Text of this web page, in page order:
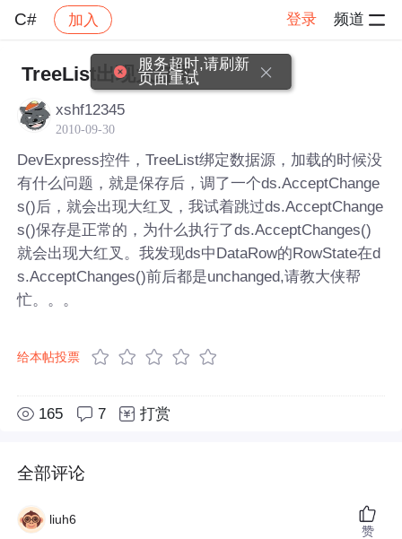
C# 加入 登录 频道
社区 C# 帖子详情
TreeList出现大红叉
xshf12345
2010-09-30
DevExpress控件，TreeList绑定数据源，加载的时候没
有什么问题，就是保存后，调了一个ds.AcceptChange
s()后，就会出现大红叉，我试着跳过ds.AcceptChange
s()保存是正常的，为什么执行了ds.AcceptChanges()
就会出现大红叉。我发现ds中DataRow的RowState在d
s.AcceptChanges()前后都是unchanged,请教大侠帮
忙。。。
给本帖投票
165 7 打赏
全部评论
liuh6
赞
服务超时,请刷新
页面重试